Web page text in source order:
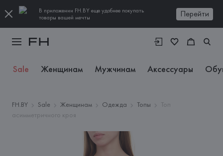
В приложении FH.BY еще удобнее покупать
товары вашей мечты
Перейти
Sale Женщинам Мужчинам Аксессуары
FH.BY Sale Женщинам Одежда Топы
Топ
асимметричного кроя